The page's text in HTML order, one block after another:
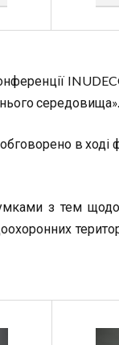
середовища».
в ході
з тем щодо